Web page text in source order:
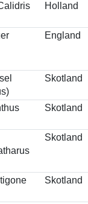
Holland
England
Skotland
Skotland
Skotland
Skotland